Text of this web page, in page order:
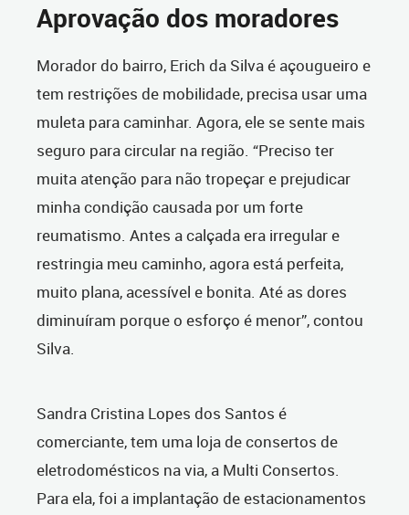
Aprovação dos moradores
Morador do bairro, Erich da Silva é açougueiro e
tem restrições de mobilidade, precisa usar uma
muleta para caminhar. Agora, ele se sente mais
seguro para circular na região. “Preciso ter
muita atenção para não tropeçar e prejudicar
minha condição causada por um forte
reumatismo. Antes a calçada era irregular e
restringia meu caminho, agora está perfeita,
muito plana, acessível e bonita. Até as dores
diminuíram porque o esforço é menor”, contou
Silva.
Sandra Cristina Lopes dos Santos é
comerciante, tem uma loja de consertos de
eletrodomésticos na via, a Multi Consertos.
Para ela, foi a implantação de estacionamentos